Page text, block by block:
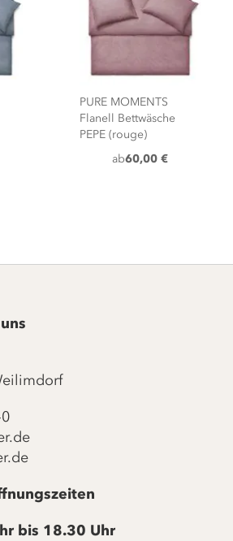
PURE MOMENTS
Flanell Bettwäsche
PEPE (rouge)
ab60,00 €
bis 18.30 Uhr